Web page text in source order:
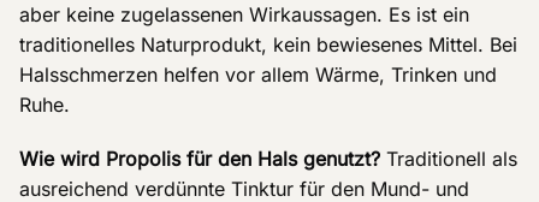
aber keine zugelassenen Wirkaussagen. Es ist ein
traditionelles Naturprodukt, kein bewiesenes Mittel. Bei
Halsschmerzen helfen vor allem Wärme, Trinken und
Ruhe.
Wie wird Propolis für den Hals genutzt? Traditionell als
ausreichend verdünnte Tinktur für den Mund- und